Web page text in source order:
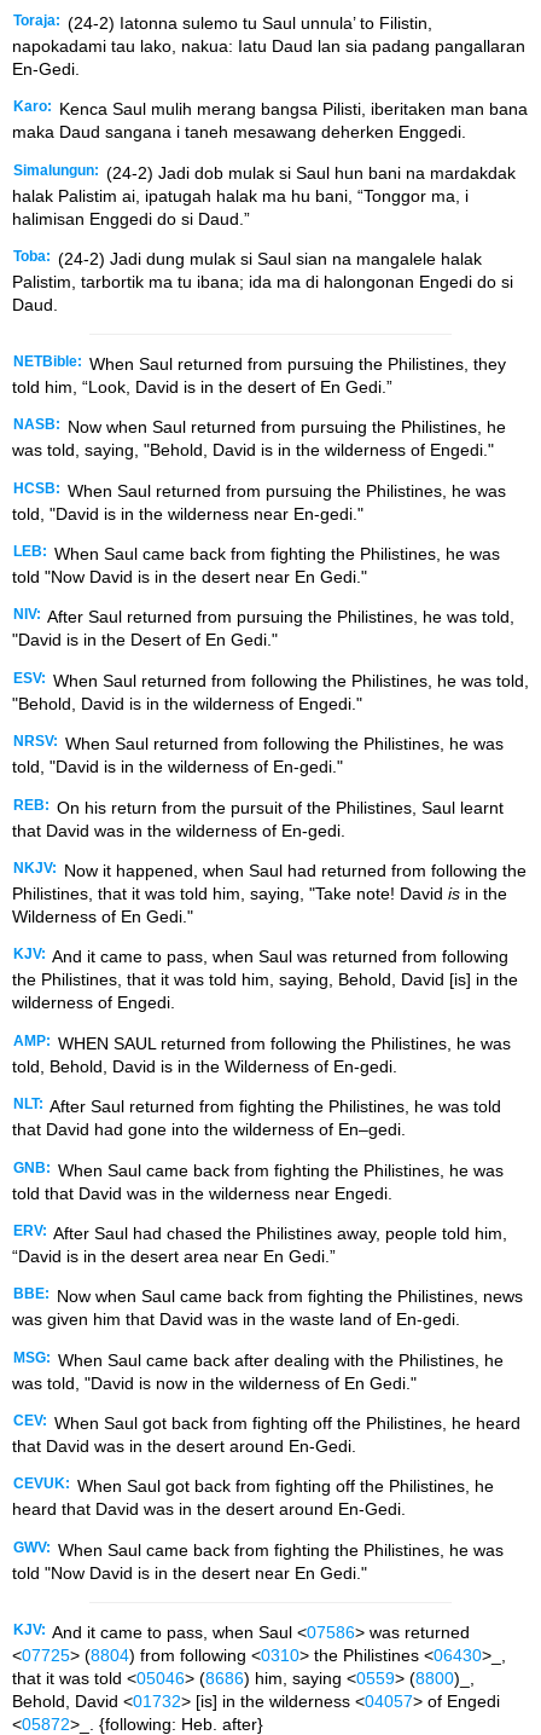
Toraja: (24-2) Iatonna sulemo tu Saul unnula’ to Filistin,
napokadami tau lako, nakua: Iatu Daud lan sia padang pangallaran
En-Gedi.
Karo:
Kenca Saul mulih merang bangsa Pilisti, iberitaken man bana
maka Daud sangana i taneh mesawang deherken Enggedi.
Simalungun: (24-2) Jadi dob mulak si Saul hun bani na mardakdak
halak Palistim ai, ipatugah halak ma hu bani, “Tonggor ma, i
halimisan Enggedi do si Daud.”
Toba: (24-2) Jadi dung mulak si Saul sian na mangalele halak
Palistim, tarbortik ma tu ibana; ida ma di halongonan Engedi do si
Daud.
NETBible: When Saul returned from pursuing the Philistines, they
told him, “Look, David is in the desert of En Gedi.”
NASB:
Now when Saul returned from pursuing the Philistines, he
was told, saying, "Behold, David is in the wilderness of Engedi."
HCSB: When Saul returned from pursuing the Philistines, he was
told, "David is in the wilderness near En-gedi."
LEB: When Saul came back from fighting the Philistines, he was
told "Now David is in the desert near En Gedi."
NIV: After Saul returned from pursuing the Philistines, he was told,
"David is in the Desert of En Gedi."
ESV: When Saul returned from following the Philistines, he was told,
"Behold, David is in the wilderness of Engedi."
NRSV: When Saul returned from following the Philistines, he was
told, "David is in the wilderness of En-gedi."
REB: On his return from the pursuit of the Philistines, Saul learnt
that David was in the wilderness of En-gedi.
NKJV:
Now it happened, when Saul had returned from following the
Philistines, that it was told him, saying, "Take note! David is in the
Wilderness of En Gedi."
KJV: And it came to pass, when Saul was returned from following
the Philistines, that it was told him, saying, Behold, David [is] in the
wilderness of Engedi.
AMP: WHEN SAUL returned from following the Philistines, he was
told, Behold, David is in the Wilderness of En-gedi.
NLT: After Saul returned from fighting the Philistines, he was told
that David had gone into the wilderness of En–gedi.
GNB: When Saul came back from fighting the Philistines, he was
told that David was in the wilderness near Engedi.
ERV: After Saul had chased the Philistines away, people told him,
“David is in the desert area near En Gedi.”
BBE:
Now when Saul came back from fighting the Philistines, news
was given him that David was in the waste land of En-gedi.
MSG: When Saul came back after dealing with the Philistines, he
was told, "David is now in the wilderness of En Gedi."
CEV: When Saul got back from fighting off the Philistines, he heard
that David was in the desert around En-Gedi.
CEVUK: When Saul got back from fighting off the Philistines, he
heard that David was in the desert around En-Gedi.
GWV: When Saul came back from fighting the Philistines, he was
told "Now David is in the desert near En Gedi."
KJV: And it came to pass, when Saul <07586> was returned
<07725> (8804) from following <0310> the Philistines <06430>_,
that it was told <05046> (8686) him, saying <0559> (8800)_,
Behold, David <01732> [is] in the wilderness <04057> of Engedi
<05872>_. {following: Heb. after}